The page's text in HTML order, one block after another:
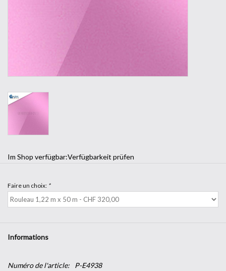
Im Shop verfügbar:Verfügbarkeit prüfen
Faire un choix: *
Informations
Numéro de l'article:
P-E4938